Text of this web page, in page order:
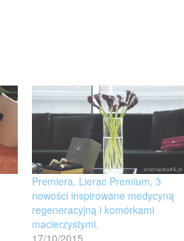
Premiera. Lierac Premium, 3
nowości inspirowane medycyną
regeneracyjną i komórkami
macierzystymi.